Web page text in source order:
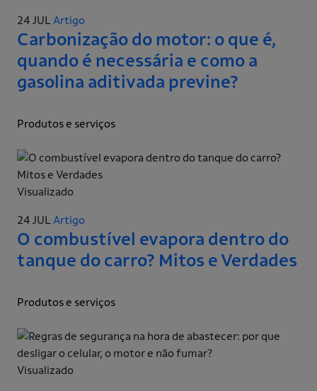
24 JULArtigo
Carbonização do motor: o que é,
quando é necessária e como a
gasolina aditivada previne?
Produtos e serviços
Visualizado
24 JULArtigo
O combustível evapora dentro do
tanque do carro? Mitos e Verdades
Produtos e serviços
Visualizado